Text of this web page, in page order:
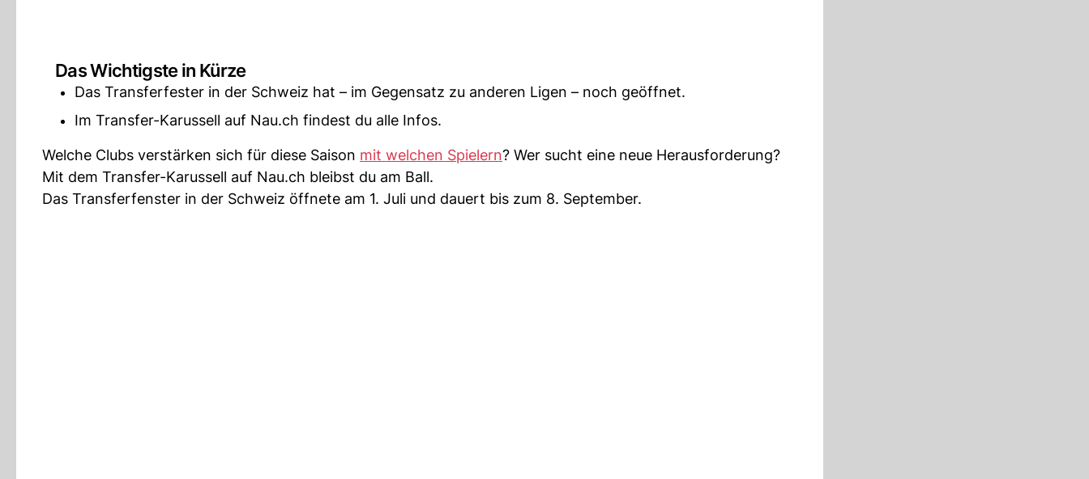
Das Wichtigste in Kürze
Das Transferfester in der Schweiz hat – im Gegensatz zu anderen Ligen – noch geöffnet.
Im Transfer-Karussell auf Nau.ch findest du alle Infos.
Welche Clubs verstärken sich für diese Saison mit welchen Spielern? Wer sucht eine neue Herausforderung?
Mit dem Transfer-Karussell auf Nau.ch bleibst du am Ball.
Das Transferfenster in der Schweiz öffnete am 1. Juli und dauert bis zum 8. September.